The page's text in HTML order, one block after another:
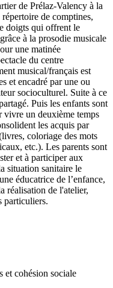
de Prélaz-Valency à la
de comptines,
doigts qui offrent le
à la prosodie musicale
une matinée
du centre
musical/français est
et encadré par une ou
socioculturel. Suite à ce
Puis les enfants sont
vivre un deuxième temps
les acquis par
coloriage des mots
etc.). Les parents sont
et à participer aux
situation sanitaire le
éducatrice de l’enfance,
réalisation de l'atelier,
particuliers.
et cohésion sociale